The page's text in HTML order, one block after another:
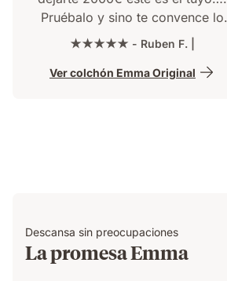
Pruébalo y sino te convence lo
devuelves gratis !! Rápido y buen
embalado. Recomendable.
★★★★★ - Ruben F. |
Ver colchón Emma Original
Descansa sin preocupaciones
La promesa Emma